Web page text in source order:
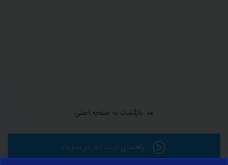
بازگشت به صفحه اصلی
راهنمای ثبت نام در سایت